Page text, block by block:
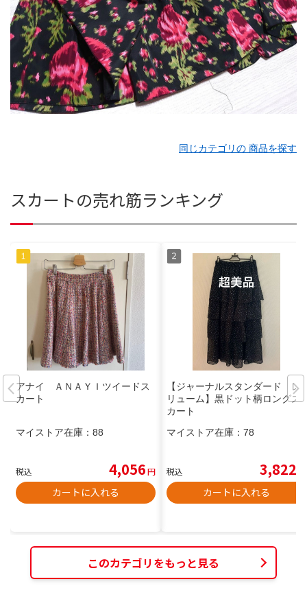
同じカテゴリの 商品を探す
スカートの売れ筋ランキング
アナイ ＡＮＡＹＩツイードス
カート
マイストア在庫： 88
税込 4,056円
カートに入れる
【ジャーナルスタンダード レ
リューム】黒ドット柄ロングス
カート
マイストア在庫： 78
税込 3,822
カートに入れる
このカテゴリをもっと見る